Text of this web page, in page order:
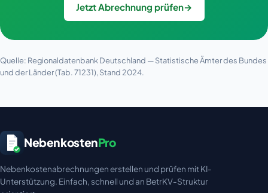
Jetzt Abrechnung prüfen→
Quelle: Regionaldatenbank Deutschland — Statistische Ämter des Bundes
und der Länder (Tab. 71231), Stand 2024.
NebenkostenPro
Nebenkostenabrechnungen erstellen und prüfen mit KI-
Unterstützung. Einfach, schnell und an BetrKV-Struktur